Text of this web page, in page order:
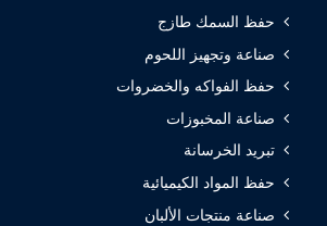
حفظ السمك طازج
صناعة وتجهيز اللحوم
حفظ الفواكه والخضروات
صناعة المخبوزات
تبريد الخرسانة
حفظ المواد الكيميائية
صناعة منتجات الألبان